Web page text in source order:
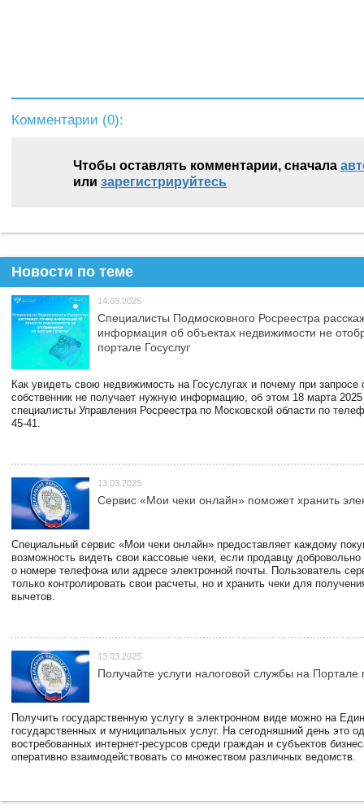
Комментарии (0):
Чтобы оставлять комментарии, сначала
или зарегистрируйтесь
Новости по теме
14.03.2025
Специалисты Подмосковного Росреестра
информация об объектах недвижимости не
портале Госуслуг
Как увидеть свою недвижимость на Госуслугах и почему при запросе
собственник не получает нужную информацию, об этом 18 марта 2025
специалисты Управления Росреестра по Московской области по
45-41.
13.03.2025
Сервис «Мои чеки онлайн» поможет хранить
Специальный сервис «Мои чеки онлайн» предоставляет каждому
возможность видеть свои кассовые чеки, если продавцу
о номере телефона или адресе электронной почты. Пользователь
только контролировать свои расчеты, но и хранить чеки для
вычетов.
13.03.2025
Получайте услуги налоговой службы на Портале
Получить государственную услугу в электронном виде можно на
государственных и муниципальных услуг. На сегодняшний день это
востребованных интернет-ресурсов среди граждан и субъектов
оперативно взаимодействовать со множеством различных ведомств.